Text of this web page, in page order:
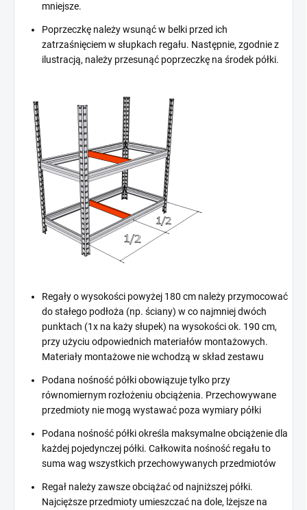
mniejsze.
Poprzeczkę należy wsunąć w belki przed ich
zatrzaśnięciem w słupkach regału. Następnie, zgodnie z
ilustracją, należy przesunąć poprzeczkę na środek półki.
Regały o wysokości powyżej 180 cm należy przymocować
do stałego podłoża (np. ściany) w co najmniej dwóch
punktach (1x na każy słupek) na wysokości ok. 190 cm,
przy użyciu odpowiednich materiałów montażowych.
Materiały montażowe nie wchodzą w skład zestawu
Podana nośność półki obowiązuje tylko przy
równomiernym rozłożeniu obciążenia. Przechowywane
przedmioty nie mogą wystawać poza wymiary półki
Podana nośność półki określa maksymalne obciążenie dla
każdej pojedynczej półki. Całkowita nośność regału to
suma wag wszystkich przechowywanych przedmiotów
Regał należy zawsze obciążać od najniższej półki.
Najcięższe przedmioty umieszczać na dole, lżejsze na